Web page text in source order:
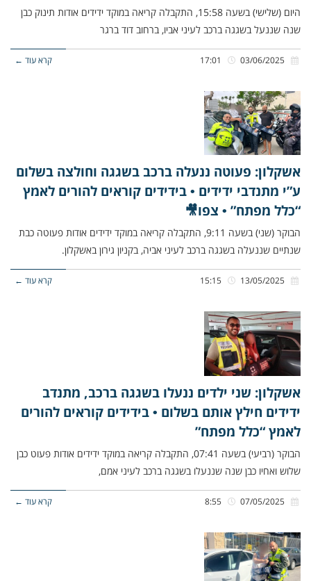
היום (שלישי) בשעה 15:58, התקבלה קריאה במוקד ידידים אודות תינוק כבן
שנה שננעל בשגגה ברכב לעיני אביו, ברחוב דוד ברגר
קרא עוד ←
אשקלון: פעוטה ננעלה ברכב בשגגה וחולצה בשלום
ע”י מתנדבי ידידים • בידידים קוראים להורים לאמץ
“כלל מפתח” • צפו🎥
הבוקר (שני) בשעה 9:11, התקבלה קריאה במוקד ידידים אודות פעוטה כבת
שנתיים שננעלה בשגגה ברכב לעיני אביה, בקניון גירון באשקלון.
קרא עוד ←
אשקלון: שני ילדים ננעלו בשגגה ברכב, מתנדב
ידידים חילץ אותם בשלום • בידידים קוראים להורים
לאמץ “כלל מפתח”
הבוקר (רביעי) בשעה 07:41, התקבלה קריאה במוקד ידידים אודות פעוט כבן
שלוש ואחיו כבן שנה שננעלו בשגגה ברכב לעיני אמם,
קרא עוד ←